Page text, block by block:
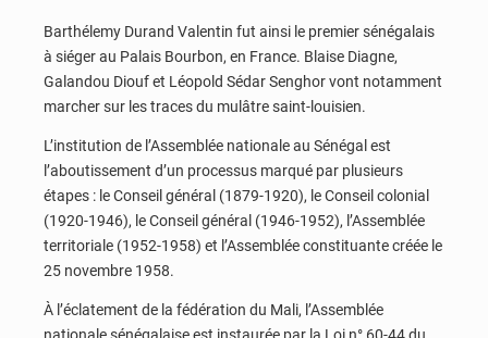
Barthélemy Durand Valentin fut ainsi le premier sénégalais
à siéger au Palais Bourbon, en France. Blaise Diagne,
Galandou Diouf et Léopold Sédar Senghor vont notamment
marcher sur les traces du mulâtre saint-louisien.
L’institution de l’Assemblée nationale au Sénégal est
l’aboutissement d’un processus marqué par plusieurs
étapes : le Conseil général (1879-1920), le Conseil colonial
(1920-1946), le Conseil général (1946-1952), l’Assemblée
territoriale (1952-1958) et l’Assemblée constituante créée le
25 novembre 1958.
À l’éclatement de la fédération du Mali, l’Assemblée
nationale sénégalaise est instaurée par la Loi n° 60-44 du